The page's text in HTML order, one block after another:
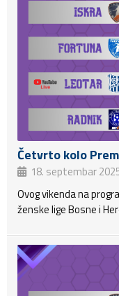
Četvrto kolo
18. septembar
Ovog vikenda na
ženske lige Bosne i